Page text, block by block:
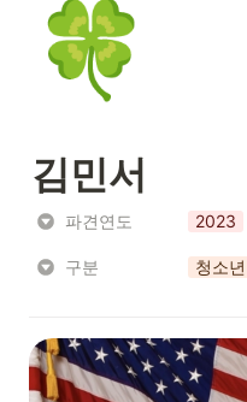
🍀
김민서
파견연도 2023
구분 청소년